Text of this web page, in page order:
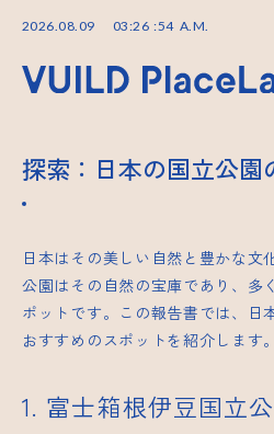
2026.08.09 03:26 :55 A.M.
探索：日本の国立公園
日本はその美しい自然と豊かな文
公園はその自然の宝庫であり、多
ポットです。この報告書では、日
おすすめのスポットを紹介します。
1. 富士箱根伊豆国立